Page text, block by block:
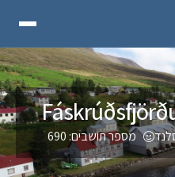
מספר תושבים: 690